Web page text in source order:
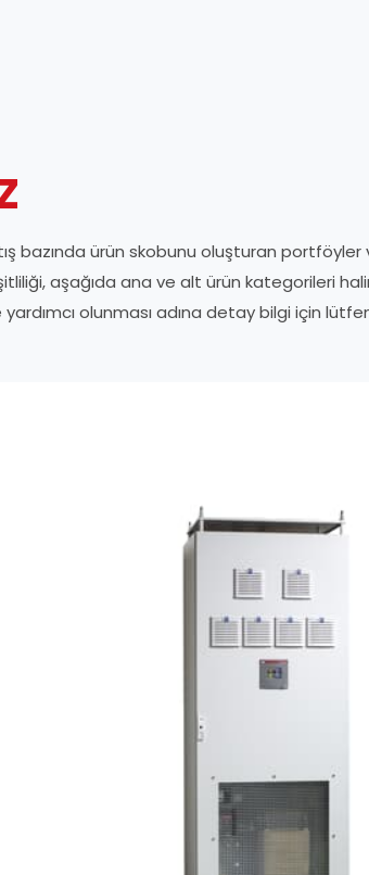
bazında ürün skobunu oluşturan portföyler
aşağıda ana ve alt ürün kategorileri
olunması adına detay bilgi için